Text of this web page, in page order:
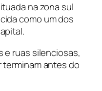
na zona sul
como um dos
e ruas silenciosas,
antes do